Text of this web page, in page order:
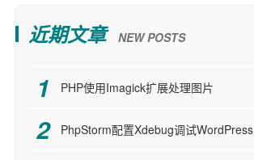
近期文章 NEW POSTS
PHP使用Imagick扩展处理图片
PhpStorm配置Xdebug调试WordPress